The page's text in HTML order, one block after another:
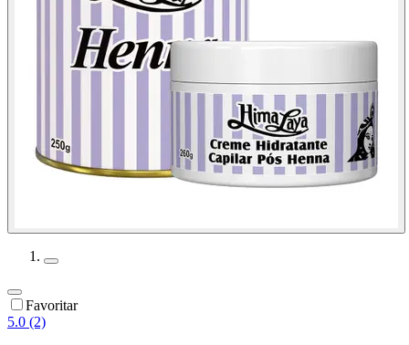
Favoritar
5.0 (2)